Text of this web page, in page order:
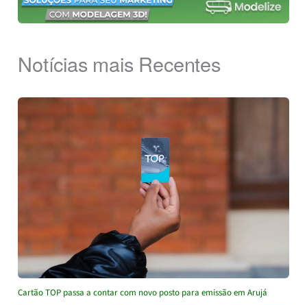
Notícias mais Recentes
Cartão TOP passa a contar com novo posto para emissão em Arujá